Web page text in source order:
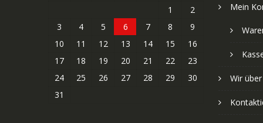
1
2
3
4 5 6 7 8
9
10
11 12 13 14 15
16
17
18 19 20 21 22
23
24
25 26 27 28 29
30
31
Mein
Wir